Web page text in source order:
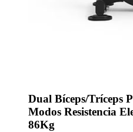
Dual Bíceps/Tríceps
Modos Resistencia
86Kg